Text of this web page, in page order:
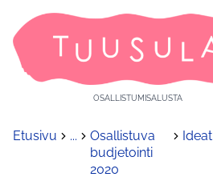
OSALLISTUMISALUSTA
Etusivu ...
Osallistuva
budjetointi
2020
Ideat